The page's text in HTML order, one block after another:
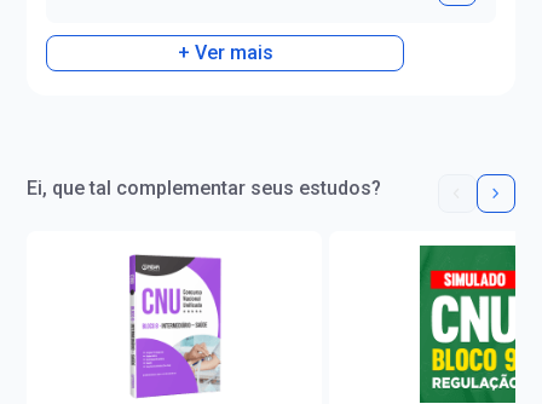
+ Ver mais
Ei, que tal complementar seus estudos?